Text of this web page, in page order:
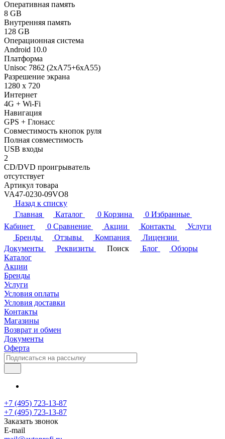
Оперативная память
8 GB
Внутренняя память
128 GB
Операционная система
Android 10.0
Платформа
Unisoc 7862 (2xA75+6xA55)
Разрешение экрана
1280 x 720
Интернет
4G + Wi-Fi
Навигация
GPS + Глонасс
Совместимость кнопок руля
Полная совместимость
USB входы
2
CD/DVD проигрыватель
отсутствует
Артикул товара
VA47-0230-09VO8
Назад к списку
Главная
Каталог 0 Корзина 0 Избранные
Кабинет
0 Сравнение Акции Контакты
Услуги
Бренды
Отзывы Компания
Лицензии
Документы
Реквизиты Поиск Блог
Обзоры
Каталог
Акции
Бренды
Услуги
Условия оплаты
Условия доставки
Контакты
Магазины
Возврат и обмен
Документы
Оферта
+7 (495) 723-13-87
+7 (495) 723-13-87
Заказать звонок
E-mail